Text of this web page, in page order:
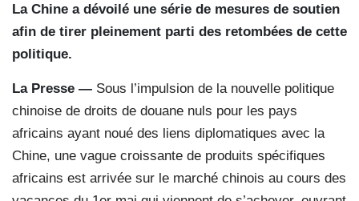
La Chine a dévoilé une série de mesures de soutien
afin de tirer pleinement parti des retombées de cette
politique.
La Presse — Sous l’impulsion de la nouvelle politique
chinoise de droits de douane nuls pour les pays
africains ayant noué des liens diplomatiques avec la
Chine, une vague croissante de produits spécifiques
africains est arrivée sur le marché chinois au cours des